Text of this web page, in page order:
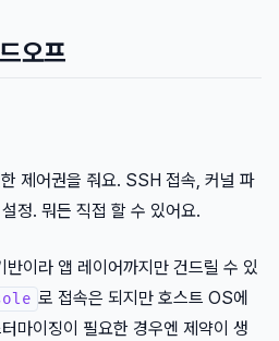
오프
제어권을 줘요. SSH 접속, 커널 파
정. 뭐든 직접 할 수 있어요.
이라 앱 레이어까지만 건드릴 수 있
로 접속은 되지만 호스트 OS에
마이징이 필요한 경우엔 제약이 생